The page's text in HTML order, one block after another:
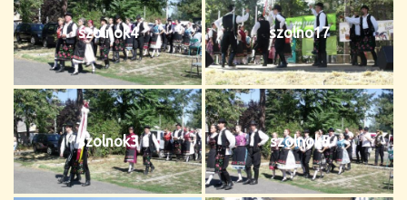
szolnok4 szolno17
szolnok3 szolnok5